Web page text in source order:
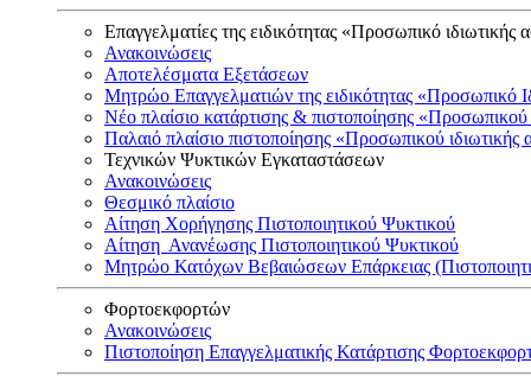
Επαγγελματίες της ειδικότητας «Προσωπικό ιδιωτικής
Ανακοινώσεις
Αποτελέσματα Εξετάσεων
Μητρώο Επαγγελματιών της ειδικότητας «Προσωπικό
Νέο πλαίσιο κατάρτισης & πιστοποίησης «Προσωπικού
Παλαιό πλαίσιο πιστοποίησης «Προσωπικού
Τεχνικών Ψυκτικών Εγκαταστάσεων
Ανακοινώσεις
Θεσμικό πλαίσιο
Αίτηση Χορήγησης Πιστοποιητικού Ψυκτικού
Αίτηση Ανανέωσης Πιστοποιητικού Ψυκτικού
Μητρώο Κατόχων Βεβαιώσεων Επάρκειας
Φορτοεκφορτών
Ανακοινώσεις
Πιστοποίηση Επαγγελματικής Κατάρτισης